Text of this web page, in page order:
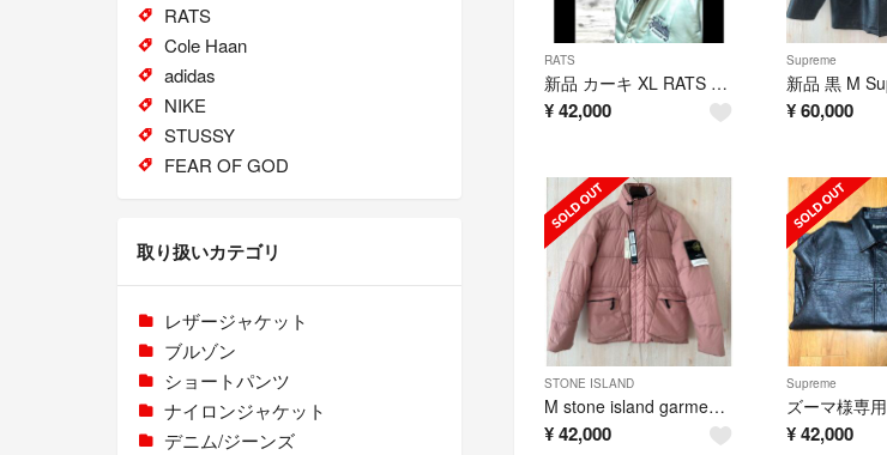
RATS
新品 カーキ XL RATS BOA COACH JKT ラッツ ボア コーチ
¥42,000
Supreme
¥60,000
STONE ISLAND
M stone island garment dyed crinkle rep
¥42,000
Supreme
ズーマ様専用
¥42,000
RATS
Cole Haan
adidas
NIKE
STUSSY
FEAR OF GOD
取り扱いカテゴリ
レザージャケット
ブルゾン
ショートパンツ
ナイロンジャケット
デニム/ジーンズ